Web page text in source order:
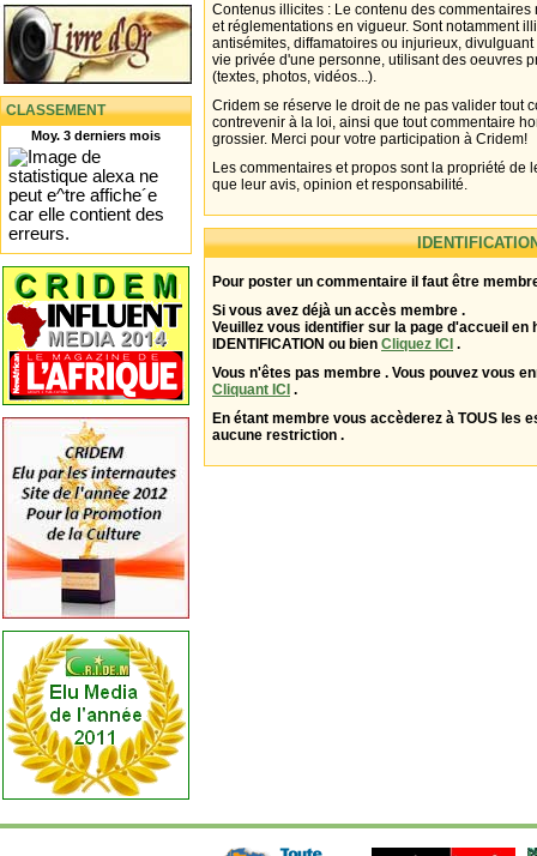
CLASSEMENT
Moy. 3 derniers mois
Contenus illicites : Le contenu des
et réglementations en vigueur. Sont notamment
antisémites, diffamatoires ou injurieux,
vie privée d'une personne, utilisant des oeuvres
(textes, photos, vidéos...).
Cridem se réserve le droit de ne pas valider tout
contrevenir à la loi, ainsi que tout commentaire
grossier. Merci pour votre participation à Cridem!
Les commentaires et propos sont la propriété de
que leur avis, opinion et responsabilité.
Pour poster un commentaire il faut être
Si vous avez déjà un accès membre .
Veuillez vous identifier sur la page d'accueil en
IDENTIFICATION ou bien Cliquez ICI .
Vous n'êtes pas membre . Vous pouvez vous
Cliquant ICI .
En étant membre vous accèderez à TOUS les
aucune restriction .